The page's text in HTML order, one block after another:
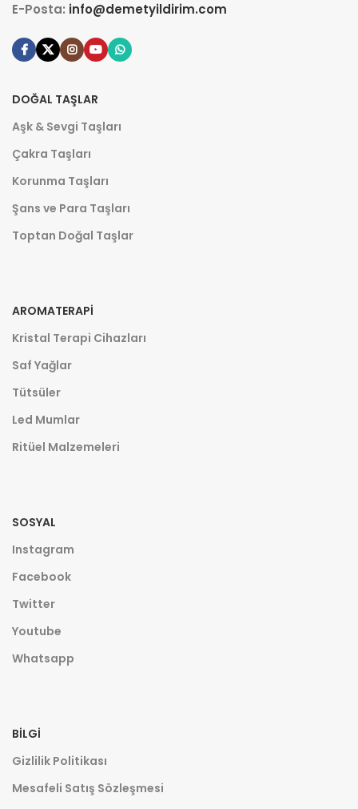
E-Posta: info@demetyildirim.com
DOĞAL TAŞLAR
Aşk & Sevgi Taşları
Çakra Taşları
Korunma Taşları
Şans ve Para Taşları
Toptan Doğal Taşlar
AROMATERAPI
Kristal Terapi Cihazları
Saf Yağlar
Tütsüler
Led Mumlar
Ritüel Malzemeleri
SOSYAL
Instagram
Facebook
Twitter
Youtube
Whatsapp
BILGI
Gizlilik Politikası
Mesafeli Satış Sözleşmesi